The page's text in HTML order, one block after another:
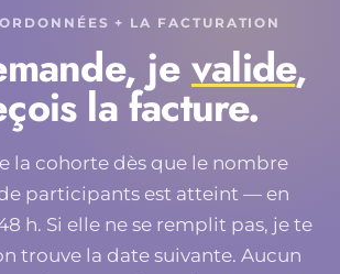
+ LA FACTURATION
jevalide,
la facture.
la cohorte dès que le nombre
participants est atteint — en
h. Si elle ne se remplit pas, je te
trouve la date suivante. Aucun